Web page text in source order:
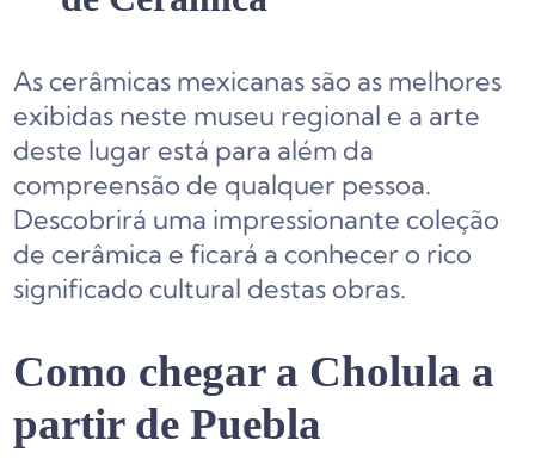
As cerâmicas mexicanas são as melhores
exibidas neste museu regional e a arte
deste lugar está para além da
compreensão de qualquer pessoa.
Descobrirá uma impressionante coleção
de cerâmica e ficará a conhecer o rico
significado cultural destas obras.
Como chegar a Cholula a
partir de Puebla